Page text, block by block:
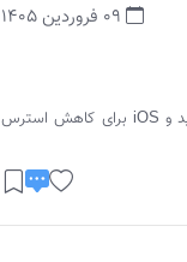
09 فروردین 1405
در ادامه شما را با بهترین بازی های آفلاین موبایلی اندروید و iOS برای کاهش استرس